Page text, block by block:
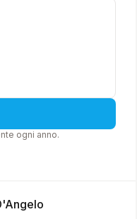
ogni anno.